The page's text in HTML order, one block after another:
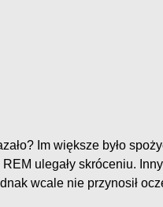
Im większe było
ulegały skróceniu.
wcale nie przynosił